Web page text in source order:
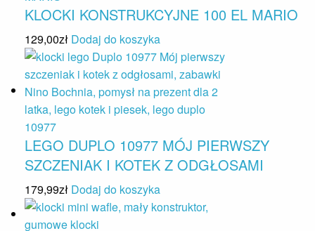
KLOCKI KONSTRUKCYJNE 100 EL MARIO
129,00zł Dodaj do koszyka
LEGO DUPLO 10977 MÓJ PIERWSZY
SZCZENIAK I KOTEK Z ODGŁOSAMI
179,99zł Dodaj do koszyka